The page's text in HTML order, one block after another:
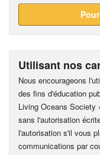
Utilisant nos
Nous encourageons
des fins d'éducation
Living Oceans Society
sans l'autorisation
l'autorisation s'il vous
communications par